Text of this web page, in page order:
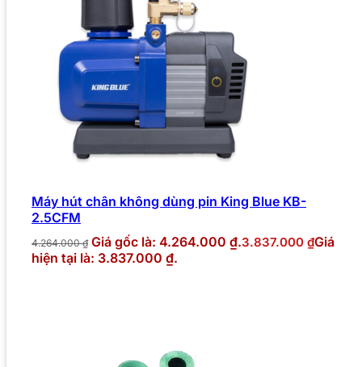
Máy hút chân không dùng pin King Blue KB-
2.5CFM
4.264.000₫ Giá gốc là: 4.264.000 ₫.3.837.000 ₫Giá
hiện tại là: 3.837.000 ₫.